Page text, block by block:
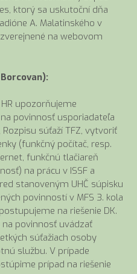
ktorý sa uskutoční dňa
A. Malatinského v
na webovom
upozorňujeme
povinnosť usporiadateľa
Rozpisu súťaží TFZ, vytvoriť
(funkčný počítač, resp.
funkčnú tlačiareň
na prácu v ISSF a
stanoveným UHČ súpisku
povinností v MFS 3. kola
na riešenie DK.
na povinnosť uvádzať
súťažiach osoby
službu. V prípade
prípad na riešenie